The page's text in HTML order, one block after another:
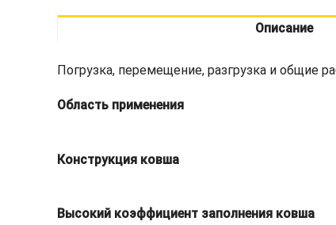
Описание
Погрузка, перемещение, разгрузка и общие
Область применения
Конструкция ковша
Высокий коэффициент заполнения ковша